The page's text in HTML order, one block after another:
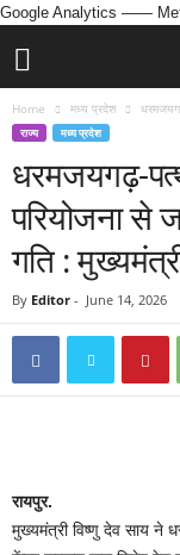
Google Analytics ——
Home मध्य प्रदेश
राज्य मध्य प्रदेश
धरमजयगढ़-
परियोजना से
गति :
By Editor - June 14, 2026
रायपुर.
मुख्यमंत्री विष्णु देव साय ने